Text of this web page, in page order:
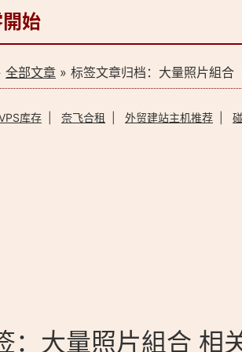
始
全部文章 » 标签文章归档：大量照片組合（
库存 奈飞合租 外贸建站主机推荐
：大量照片組合 相